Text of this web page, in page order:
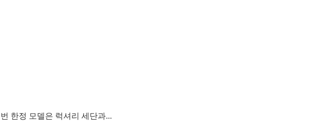
한정 모델은 럭셔리 세단과...